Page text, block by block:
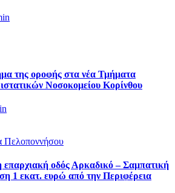
της οροφής στα νέα Τμήματα
Νοσοκομείου Κορίνθου
Πελοποννήσου
επαρχιακή οδός Αρκαδικό – Σαμπατική
1 εκατ. ευρώ από την Περιφέρεια